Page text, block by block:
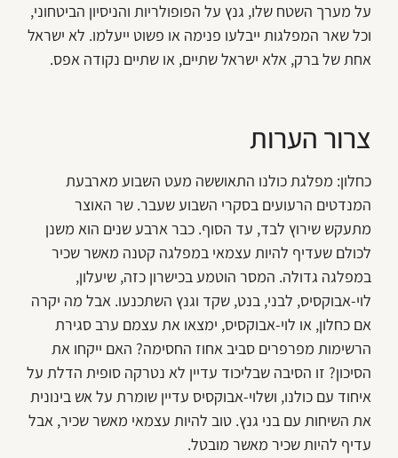
על מערך השטח שלו, גנץ על הפופולריות והניסיון הביטחוני,
וכל שאר המפלגות ייבלעו פנימה או פשוט ייעלמו. לא ישראל
אחת של ברק, אלא ישראל שתיים, או שתיים נקודה אפס.
צרור הערות
כחלון: מפלגת כולנו התאוששה מעט השבוע מארבעת
המנדטים הרעועים בסקרי השבוע שעבר. שר האוצר
מתעקש שירוץ לבד, עד הסוף. כבר ארבע שנים הוא משנן
לכולם שעדיף להיות עצמאי במפלגה קטנה מאשר שכיר
במפלגה גדולה. המסר הוטמע בכישרון כזה, שיעלון,
לוי-אבוקסיס, לבני, בנט, שקד וגנץ השתכנעו. אבל מה יקרה
אם כחלון, או לוי-אבוקסיס, ימצאו את עצמם ערב סגירת
הרשימות מפרפרים סביב אחוז החסימה? האם ייקחו את
הסיכון? זו הסיבה שבליכוד עדיין לא נטרקה סופית הדלת על
איחוד עם כולנו, ושלוי-אבוקסיס עדיין שומרת על אש בינונית
את השיחות עם בני גנץ. טוב להיות עצמאי מאשר שכיר, אבל
עדיף להיות שכיר מאשר מובטל.